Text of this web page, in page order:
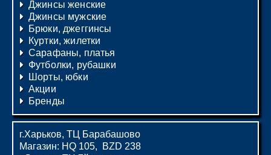
Джинсы женские
Джинсы мужские
Брюки, джеггинсы
Куртки, жилетки
Сарафаны, платья
Футболки, рубашки
Шорты, юбки
Акции
Бренды
г.Харьков, ТЦ Барабашово
Магазин: HQ 105, BZD 238